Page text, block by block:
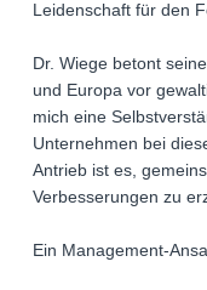
Leidenschaft für den
Dr. Wiege betont
und Europa vor
mich eine
Unternehmen bei
Antrieb ist es,
Verbesserungen zu
Ein Management-